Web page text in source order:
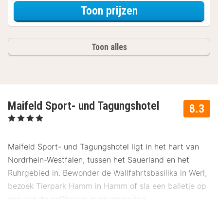
Toon prijzenvoor Zomer Sale
Toon alles
8.3
Maifeld Sport- und Tagungshotel
, 4 Sterren
Maifeld Sport- und Tagungshotel ligt in het hart van
Nordrhein-Westfalen, tussen het Sauerland en het
Ruhrgebied in. Bewonder de Wallfahrtsbasilika in Werl,
bezoek Tierpark Hamm in Hamm of sla een balletje op